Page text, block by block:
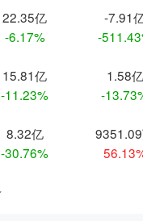
22.35亿
-6.17%
-7.91
-
15.81亿
-11.23%
1.58亿
-
8.32亿
-30.76%